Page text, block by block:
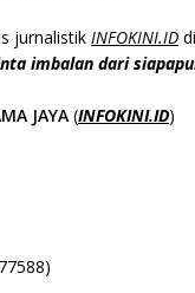
jurnalistik INFOKINI.ID
imbalan dari
JAYA (INFOKINI.ID)